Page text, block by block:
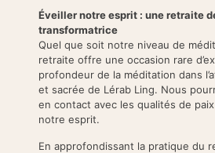
Éveiller notre esprit : une retraite
transformatrice
Quel que soit notre niveau de
retraite offre une occasion rare
profondeur de la méditation dans
et sacrée de Lérab Ling. Nous
en contact avec les qualités de
notre esprit.
En approfondissant la pratique du